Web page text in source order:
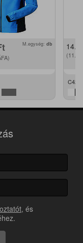
M.egység: db
C42 -
, és